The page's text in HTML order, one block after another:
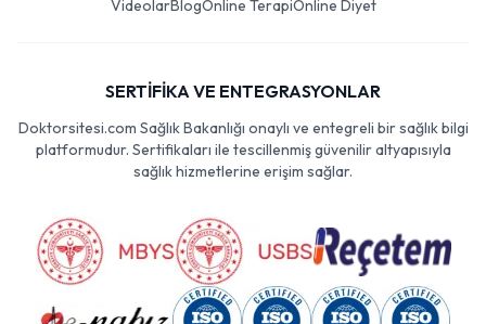
VideolarBlogOnline TerapiOnline Diyet
SERTİFİKA VE ENTEGRASYONLAR
Doktorsitesi.com Sağlık Bakanlığı onaylı ve entegreli bir sağlık bilgi
platformudur. Sertifikaları ile tescillenmiş güvenilir altyapısıyla
sağlık hizmetlerine erişim sağlar.